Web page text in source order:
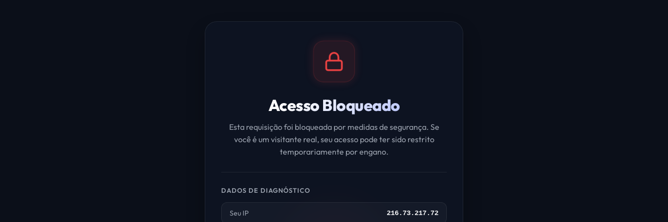
Acesso Bloqueado
Esta requisição foi bloqueada por medidas de segurança. Se
você é um visitante real, seu acesso pode ter sido restrito
temporariamente por engano.
DADOS DE DIAGNÓSTICO
Seu IP 216.73.217.72